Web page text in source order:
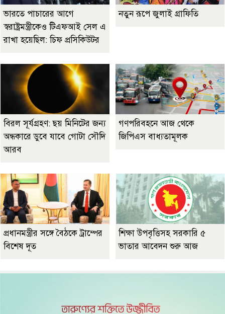
ভারতে পাচারের আগে
স্বরাষ্ট্রমন্ত্রীকেও টিএফআই সেল এ
রাখা হয়েছিল: চিফ প্রসিকিউটর
নতুন রূপে জুলাই গ্রাফিতি
বিরল সূর্যগ্রহণ: ছয় মিনিটের জন্য
অন্ধকারে ডুবে যাবে গোটা সৌদি
আরব
গণপরিবহনে আজ থেকে
জিপিএস বাধ্যতামূলক
প্রধানমন্ত্রীর সঙ্গে বৈঠকে ট্রাম্পের
বিশেষ দূত
শিক্ষা উপবৃত্তিসহ সরকারি ৫
ভাতার আবেদন শুরু আজ